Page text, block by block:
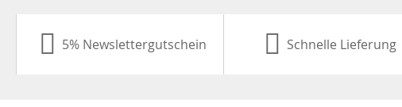
5% Newslettergutschein Schnelle Lieferung